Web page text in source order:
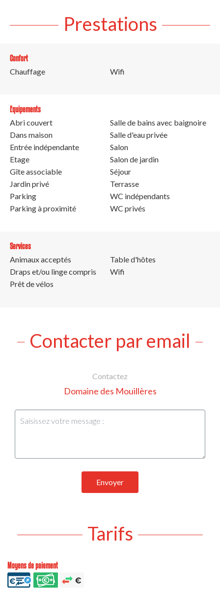
Prestations
Confort
Chauffage
Wifi
Equipements
Abri couvert
Dans maison
Entrée indépendante
Etage
Gîte associable
Jardin privé
Parking
Parking à proximité
Salle de bains avec baignoire
Salle d'eau privée
Salon
Salon de jardin
Séjour
Terrasse
WC indépendants
WC privés
Services
Animaux acceptés
Draps et/ou linge compris
Prêt de vélos
Table d'hôtes
Wifi
Contacter par email
Contactez
Domaine des Mouillères
Envoyer
Tarifs
Moyens de paiement